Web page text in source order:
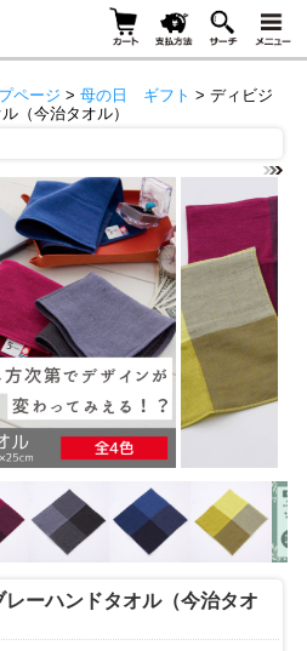
ページ > 母の日 ギフト > ディビジ
（今治タオル）
ーハンドタオル（今治タオ